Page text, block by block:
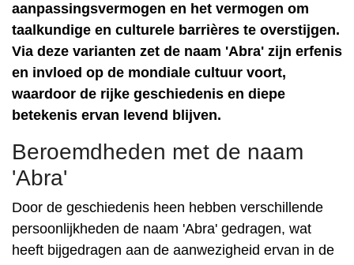
aanpassingsvermogen en het vermogen om
taalkundige en culturele barrières te overstijgen.
Via deze varianten zet de naam 'Abra' zijn erfenis
en invloed op de mondiale cultuur voort,
waardoor de rijke geschiedenis en diepe
betekenis ervan levend blijven.
Beroemdheden met de naam
'Abra'
Door de geschiedenis heen hebben verschillende
persoonlijkheden de naam 'Abra' gedragen, wat
heeft bijgedragen aan de aanwezigheid ervan in de